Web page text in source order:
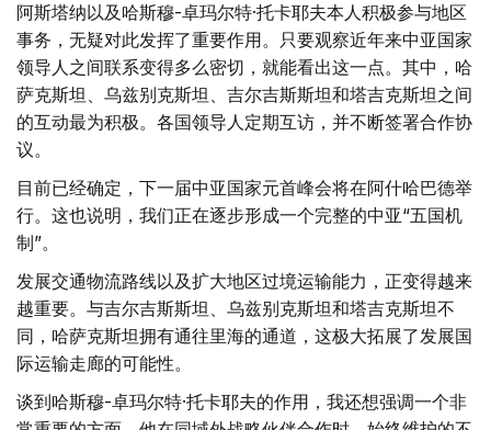
阿斯塔纳以及哈斯穆-卓玛尔特·托卡耶夫本人积极参与地区
事务，无疑对此发挥了重要作用。只要观察近年来中亚国家
领导人之间联系变得多么密切，就能看出这一点。其中，哈
萨克斯坦、乌兹别克斯坦、吉尔吉斯斯坦和塔吉克斯坦之间
的互动最为积极。各国领导人定期互访，并不断签署合作协
议。
目前已经确定，下一届中亚国家元首峰会将在阿什哈巴德举
行。这也说明，我们正在逐步形成一个完整的中亚“五国机
制”。
发展交通物流路线以及扩大地区过境运输能力，正变得越来
越重要。与吉尔吉斯斯坦、乌兹别克斯坦和塔吉克斯坦不
同，哈萨克斯坦拥有通往里海的通道，这极大拓展了发展国
际运输走廊的可能性。
谈到哈斯穆-卓玛尔特·托卡耶夫的作用，我还想强调一个非